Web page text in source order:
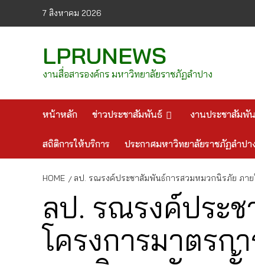
7 สิงหาคม 2026
LPRUNEWS
งานสื่อสารองค์กร มหาวิทยาลัยราชภัฏลำปาง
หน้าหลัก ข่าวประชาสัมพันธ์ งานประชาสัมพั
สถิติการให้บริการ ประกาศมหาวิทยาลัยราชภัฏลำปา
HOME ลป. รณรงค์ประชาสัมพันธ์การสวมหมวกนิรภัย ภา
ลป. รณรงค์ประ
โครงการมาตรก